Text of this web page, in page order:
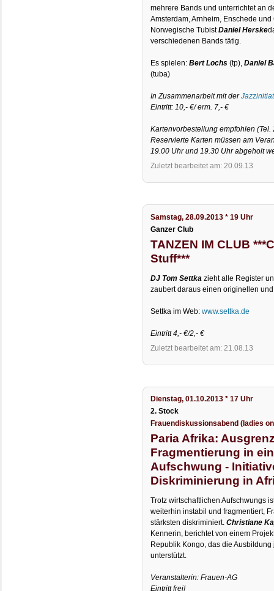
mehrere Bands und unterrichtet an
Amsterdam, Arnheim, Enschede
Norwegische TubistDaniel Herske
verschiedenen Bands tätig.
Es spielen:Bert Lochs (tp),Daniel
(tuba)
In Zusammenarbeit mit der
Eintritt: 10,- €/ erm. 7,- €
Kartenvorbestellung empfohlen (Tel.
Reservierte Karten müssen am
19.00 Uhr und 19.30 Uhr abgeholt
Zuletzt bearbeitet am: 20.09.13
Samstag, 28.09.2013 * 19 Uhr
Ganzer Club
TANZEN IM CLUB
Stuff***
DJ Tom Settka zieht alle Register
zaubert daraus einen originellen
Settka im Web:www.settka.de
Eintritt 4,- €/2,- €
Zuletzt bearbeitet am: 21.08.13
Dienstag, 01.10.2013 * 17 Uhr
2. Stock
Frauendiskussionsabend (ladies
Paria Afrika:
Fragmentierung in
Aufschwung -
Diskriminierung in
Trotz wirtschaftlichen Aufschwungs
weiterhin instabil und fragmentiert,
stärksten diskriminiert.Christiane
Kennerin, berichtet von einem
Republik Kongo, das die
unterstützt.
Veranstalterin: Frauen-AG
Eintritt frei!